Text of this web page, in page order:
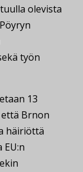
olevista
työn
13
Brnon
häiriöttä